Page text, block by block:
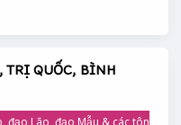
TRỊ QUỐC, BÌNH
đạo Lão, đạo Mẫu & các tôn